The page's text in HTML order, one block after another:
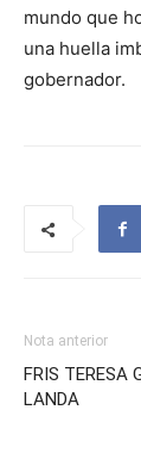
mundo que
una huella
gobernador.
Nota anterior
FRIS TERESA
LANDA